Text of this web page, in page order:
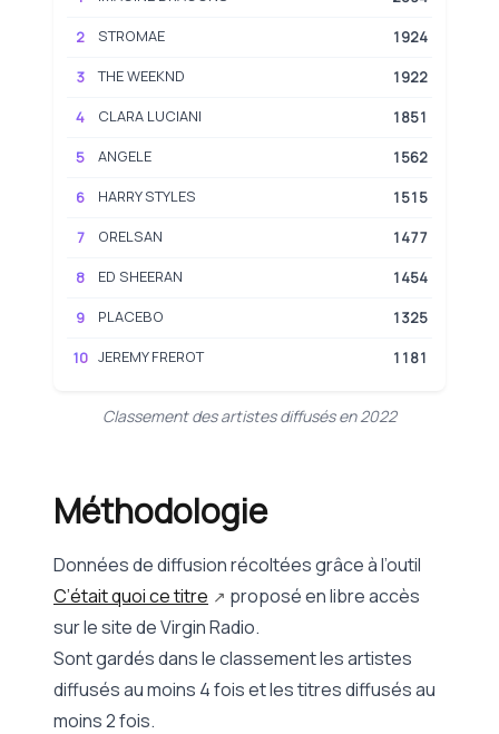
2
STROMAE
1924
3
THE WEEKND
1922
4
CLARA LUCIANI
1851
5
ANGELE
1562
6
HARRY STYLES
1515
7
ORELSAN
1477
8
ED SHEERAN
1454
9
PLACEBO
1325
10 JEREMY FREROT 1181
Classement des artistes diffusés en 2022
Méthodologie
Données de diffusion récoltées grâce à l’outil
C’était quoi ce titre
proposé en libre accès
sur le site de Virgin Radio.
Sont gardés dans le classement les artistes
diffusés au moins 4 fois et les titres diffusés au
moins 2 fois.